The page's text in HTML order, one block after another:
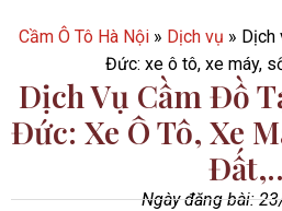
Cầm Ô Tô Hà Nội » Dịch vụ » Dịch
Đức: xe ô tô, xe máy,
Dịch Vụ Cầm Đồ
Đức: Xe Ô Tô, Xe
Đất,..
Ngày đăng bài: